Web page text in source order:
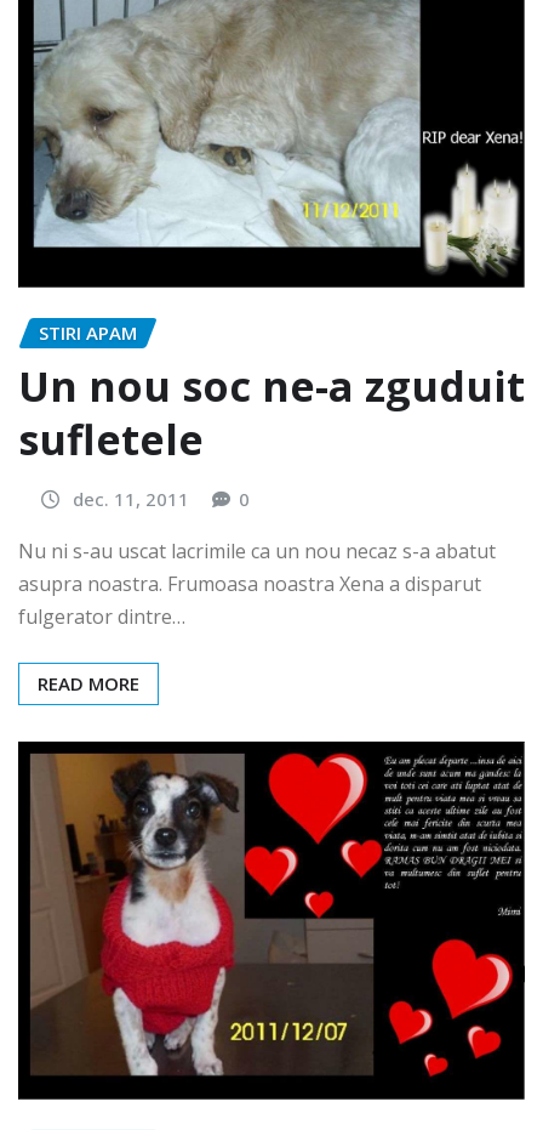
STIRI APAM
Un nou soc ne-a zguduit
sufletele
dec. 11, 2011 0
Nu ni s-au uscat lacrimile ca un nou necaz s-a abatut
asupra noastra. Frumoasa noastra Xena a disparut
fulgerator dintre…
READ MORE